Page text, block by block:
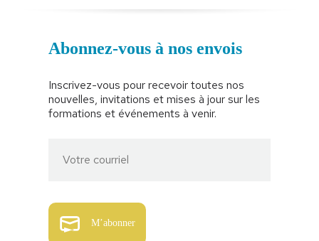
Abonnez-vous à nos envois
Inscrivez-vous pour recevoir toutes nos
nouvelles, invitations et mises à jour sur les
formations et événements à venir.
M’abonner